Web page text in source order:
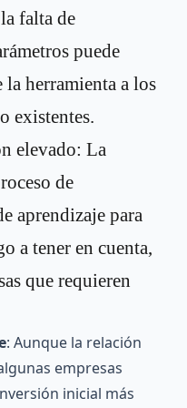
falta de
puede
herramienta a los
existentes.
elevado: La
de
aprendizaje para
a tener en cuenta,
que requieren
: Aunque la relación
empresas
inicial más